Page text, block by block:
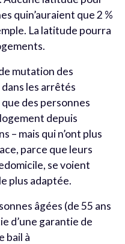
quin’auraient que 2 %
La latitude pourra
mutation des
les arrêtés
des personnes
depuis
– mais qui n’ont plus
parce que leurs
se voient
plus adaptée.
âgées (de 55 ans
d’une garantie de
bail à